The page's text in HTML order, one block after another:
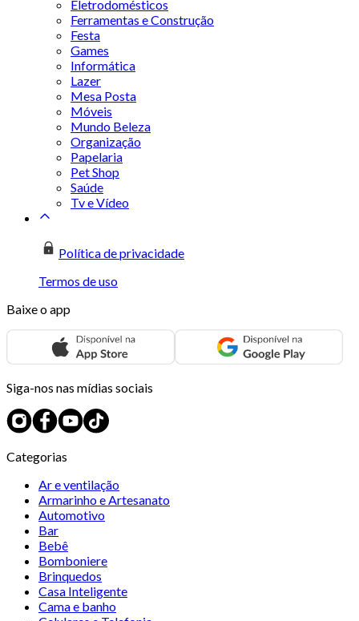
Eletrodomésticos
Ferramentas e Construção
Festa
Games
Informática
Lazer
Mesa Posta
Móveis
Mundo Beleza
Organização
Papelaria
Pet Shop
Saúde
Tv e Vídeo
Política de privacidade
Termos de uso
Baixe o app
Siga-nos nas mídias sociais
Categorias
Ar e ventilação
Armarinho e Artesanato
Automotivo
Bar
Bebê
Bomboniere
Brinquedos
Casa Inteligente
Cama e banho